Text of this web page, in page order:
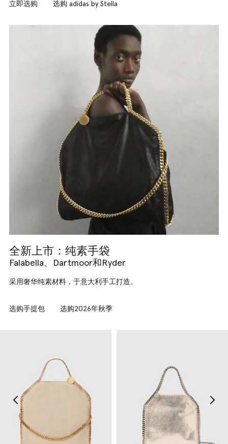
立即选购 选购 adidas by Stella
全新上市：纯素手袋
Falabella、Dartmoor和Ryder
采用奢华纯素材料，于意大利手工打造。
选购手提包 选购2026年秋季